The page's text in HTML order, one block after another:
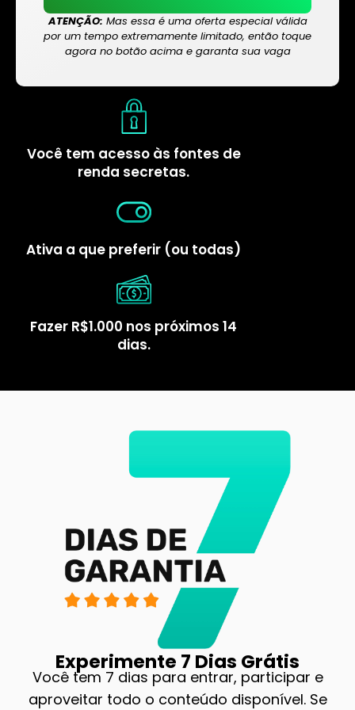
ATENÇÃO: Mas essa é uma oferta especial válida
por um tempo extremamente limitado, então toque
agora no botão acima e garanta sua vaga
Você tem acesso às fontes de
renda secretas.
Ativa a que preferir (ou todas)
Fazer R$1.000 nos próximos 14
dias.
Experimente 7 Dias Grátis
Você tem 7 dias para entrar, participar e
aproveitar todo o conteúdo disponível. Se